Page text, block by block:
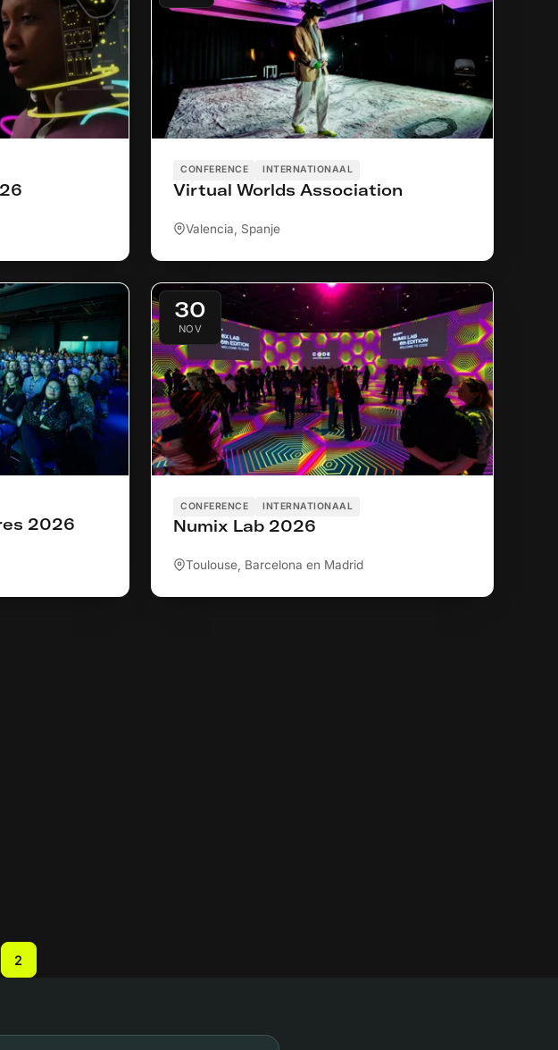
CONFERENCE INTERNATIONAAL
Virtual Worlds Association
Valencia, Spanje
2026
30
NOV
CONFERENCE INTERNATIONAAL
Numix Lab 2026
Toulouse, Barcelona en Madrid
2